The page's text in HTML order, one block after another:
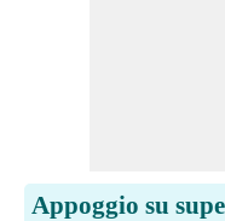
Appoggio su